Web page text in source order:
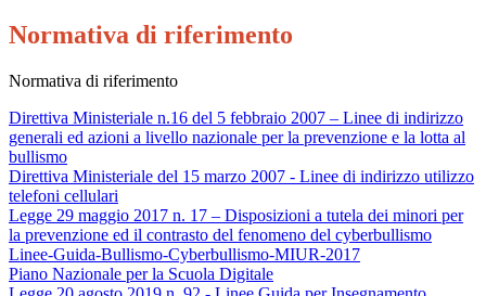
Normativa di riferimento
Normativa di riferimento
Direttiva Ministeriale n.16 del 5 febbraio 2007 – Linee di indirizzo
generali ed azioni a livello nazionale per la prevenzione e la lotta al
bullismo
Direttiva Ministeriale del 15 marzo 2007 - Linee di indirizzo utilizzo
telefoni cellulari
Legge 29 maggio 2017 n. 17 – Disposizioni a tutela dei minori per
la prevenzione ed il contrasto del fenomeno del cyberbullismo
Linee-Guida-Bullismo-Cyberbullismo-MIUR-2017
Piano Nazionale per la Scuola Digitale